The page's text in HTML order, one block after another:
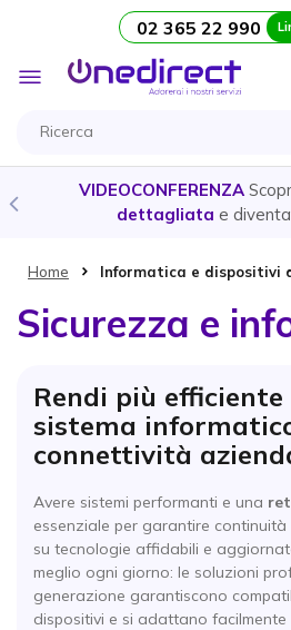
Salta al contenuto 02 365 22 990
Toggle
Nav
la nostraguida
un esperto!
Home Informatica e dispositivi
Sicurezza e
Rendi più
sistema
connettività
Avere sistemi performanti e una
essenziale per garantire
su tecnologie affidabili e
meglio ogni giorno: le soluzioni
generazione garantiscono
dispositivi e si adattano